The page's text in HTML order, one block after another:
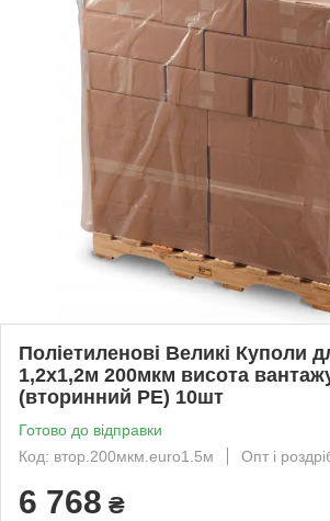
Поліетиленові Великі Куполи
1,2х1,2м 200мкм висота
(вторинний PE) 10шт
Готово до відправки
Код: втор.200мкм.euro1.5м
Опт і
6 768 ₴